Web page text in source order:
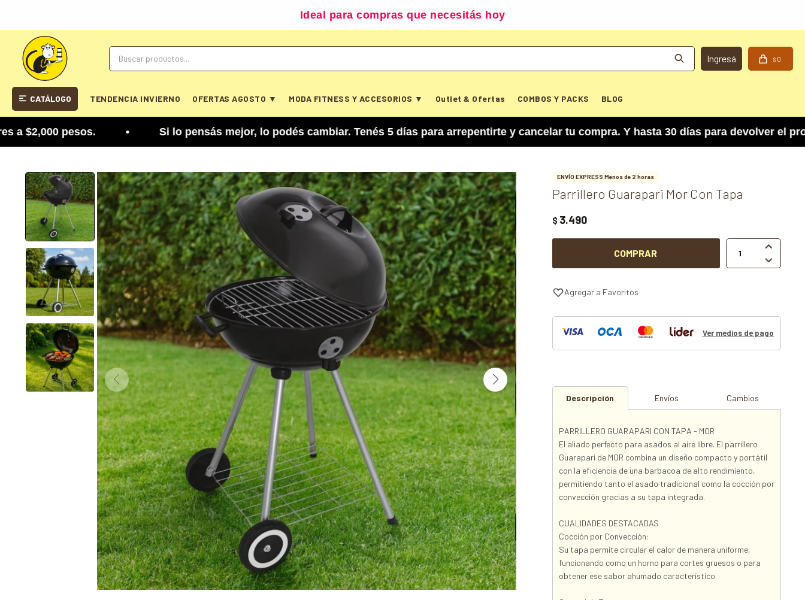
Ideal para compras que necesitás hoy
CATÁLOGO TENDENCIA INVIERNO OFERTAS AGOSTO ▼ MODA FITNESS Y ACCESORIOS ▼ Outlet & Ofertas COMBOS Y PACKS BLOG
$ 0
pesos. • Si lo pensás mejor, lo podés cambiar. Tenés 5 días para arrepentirte y cancelar tu compra. Y hasta 30 días para devolver el
ENVÍO EXPRESS Menos de 2 horas
Parrillero Guarapari Mor Con Tapa
$ 3.490
COMPRAR


Ver medios de pago
Descripción Envíos Cambios
PARRILLERO GUARAPARI CON TAPA - MOR
El aliado perfecto para asados al aire libre. El parrillero
Guarapari de MOR combina un diseño compacto y portátil
con la eficiencia de una barbacoa de alto rendimiento,
permitiendo tanto el asado tradicional como la cocción por
convección gracias a su tapa integrada.
CUALIDADES DESTACADAS
Cocción por Convección:
Su tapa permite circular el calor de manera uniforme,
funcionando como un horno para cortes gruesos o para
obtener ese sabor ahumado característico.